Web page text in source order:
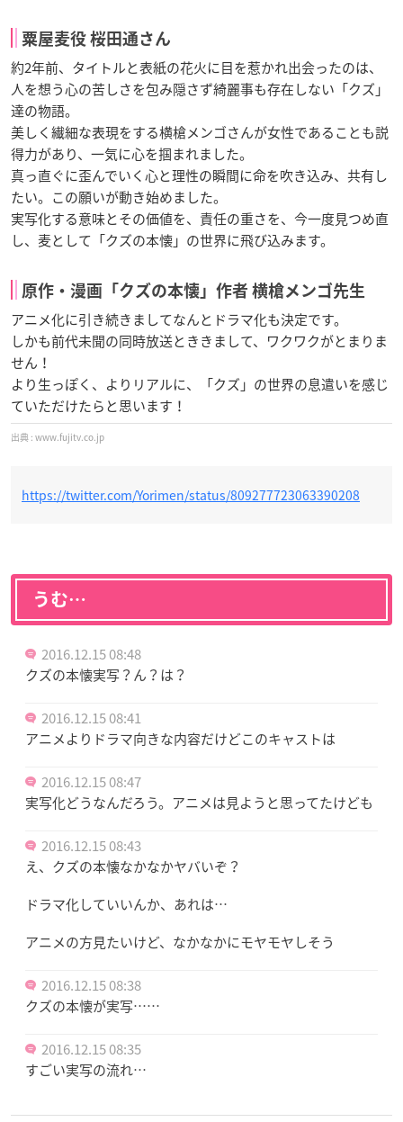
粟屋麦役 桜田通さん
約2年前、タイトルと表紙の花火に目を惹かれ出会ったのは、
人を想う心の苦しさを包み隠さず綺麗事も存在しない「クズ」
達の物語。
美しく繊細な表現をする横槍メンゴさんが女性であることも説
得力があり、一気に心を掴まれました。
真っ直ぐに歪んでいく心と理性の瞬間に命を吹き込み、共有し
たい。この願いが動き始めました。
実写化する意味とその価値を、責任の重さを、今一度見つめ直
し、麦として「クズの本懐」の世界に飛び込みます。
原作・漫画「クズの本懐」作者 横槍メンゴ先生
アニメ化に引き続きましてなんとドラマ化も決定です。
しかも前代未聞の同時放送とききまして、ワクワクがとまりま
せん！
より生っぽく、よりリアルに、「クズ」の世界の息遣いを感じ
ていただけたらと思います！
www.fujitv.co.jp
https://twitter.com/Yorimen/status/809277723063390208
うむ…
2016.12.15 08:48
クズの本懐実写？ん？は？
2016.12.15 08:41
アニメよりドラマ向きな内容だけどこのキャストは
2016.12.15 08:47
実写化どうなんだろう。アニメは見ようと思ってたけども
2016.12.15 08:43
え、クズの本懐なかなかヤバいぞ？
ドラマ化していいんか、あれは…
アニメの方見たいけど、なかなかにモヤモヤしそう
2016.12.15 08:38
クズの本懐が実写……
2016.12.15 08:35
すごい実写の流れ…